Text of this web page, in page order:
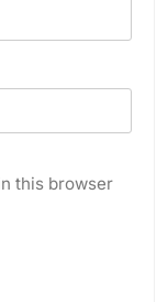
this browser